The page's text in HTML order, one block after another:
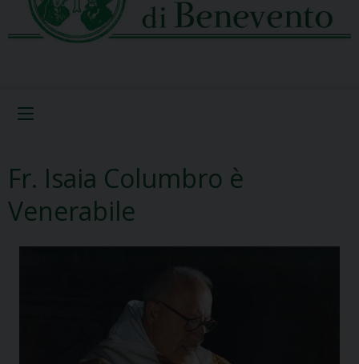
Fr. Isaia Columbro è
Venerabile